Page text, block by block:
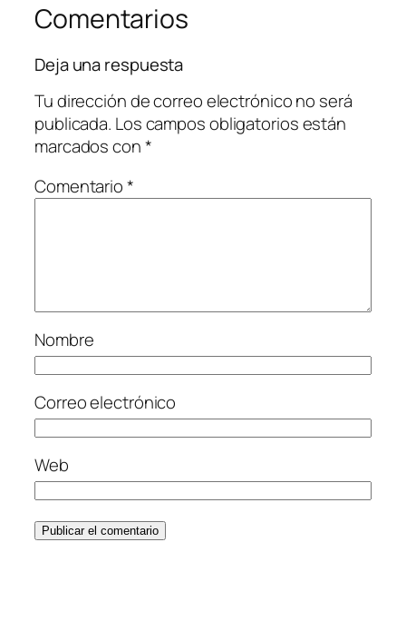
Comentarios
Deja una respuesta
Tu dirección de correo electrónico no será
publicada. Los campos obligatorios están
marcados con*
Comentario*
Nombre
Correo electrónico
Web